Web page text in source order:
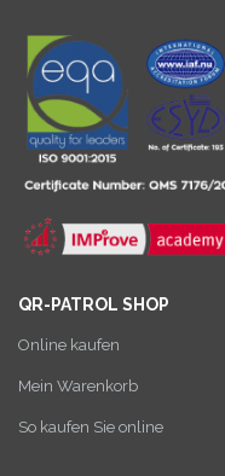
QR-PATROL SHOP
Online kaufen
Mein Warenkorb
So kaufen Sie online